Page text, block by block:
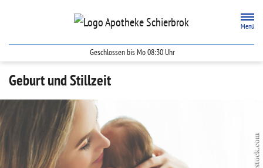
Apotheke Schierbrok
Menü
Geschlossen bis Mo 08:30 Uhr
Geburt und Stillzeit